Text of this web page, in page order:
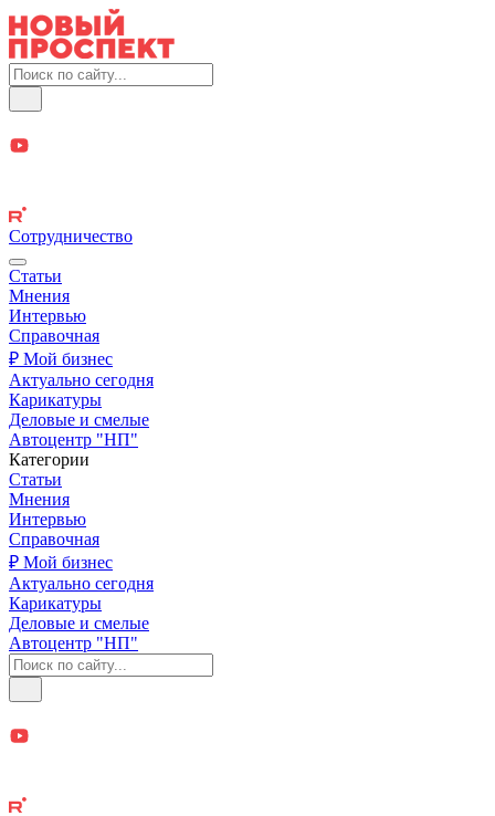
Сотрудничество
Статьи
Мнения
Интервью
Справочная
₽ Мой бизнес
Актуально сегодня
Карикатуры
Деловые и смелые
Автоцентр "НП"
Категории
Статьи
Мнения
Интервью
Справочная
₽ Мой бизнес
Актуально сегодня
Карикатуры
Деловые и смелые
Автоцентр "НП"